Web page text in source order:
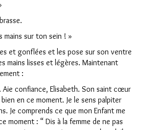
mains sur ton sein ! »
et gonflées et les pose sur son ventre
mains lisses et légères. Maintenant
:
confiance, Elisabeth. Son saint cœur
en ce moment. Je le sens palpiter
Je comprends ce que mon Enfant me
moment : “ Dis à la femme de ne pas